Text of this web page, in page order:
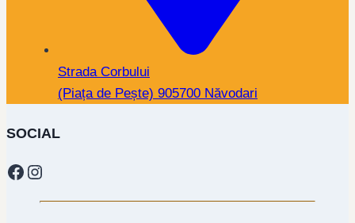
Strada Corbului
(Piața de Pește) 905700 Năvodari
SOCIAL
Facebook
Instagram